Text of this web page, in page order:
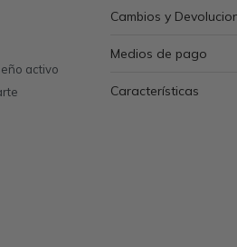
activo
Cambios y
Medios de pago
Características